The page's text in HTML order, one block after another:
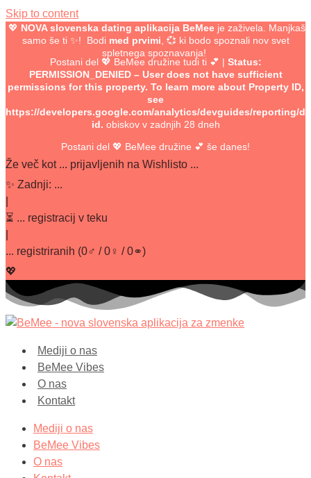
Skip to content
💖 NOVA slovenska dating aplikacija BeMee je zaživela. Manjkaš
samo še ti ✨! Bodi med prvimi , 💞 ki bodo spoznali nov svet
spletnega spoznavanja!
Postani del 💖 BeMee družine tudi ti 💕 | Status:
PERMISSION_DENIED – User does not have sufficient
permissions for this property. To learn more about Property ID,
see
https://developers.google.com/analytics/devguides/reporting/
id. obiskov v zadnjih 28 dneh
Postani del 💖 BeMee družine 💕 še danes!
Že več kot ... prijavljenih na Wishlisto ...
✨ Zadnji: ...
⏳ ... registracij v teku
... registriranih (0♂ /0♀ /0⚭)
💖
Mediji o nas
BeMee Vibes
O nas
Kontakt
Mediji o nas
BeMee Vibes
O nas